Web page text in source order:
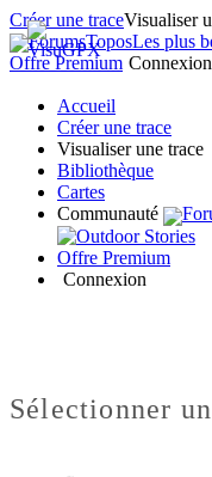
Créer une traceVisualiser
ForumsToposLes plus
Offre Premium Connexion
Accueil
Créer une trace
Visualiser une trace
Bibliothèque
Cartes
Communauté
Offre Premium
Connexion
Sélectionner